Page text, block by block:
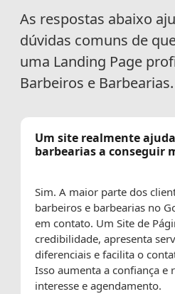
As respostas abaixo
dúvidas comuns de
uma Landing Page
Barbeiros e Barbearias.
Um site realmente
barbearias a conseguir
Sim. A maior parte dos
barbeiros e barbearias no
em contato. Um Site de
credibilidade, apresenta
diferenciais e facilita o
Isso aumenta a confiança e
interesse e agendamento.